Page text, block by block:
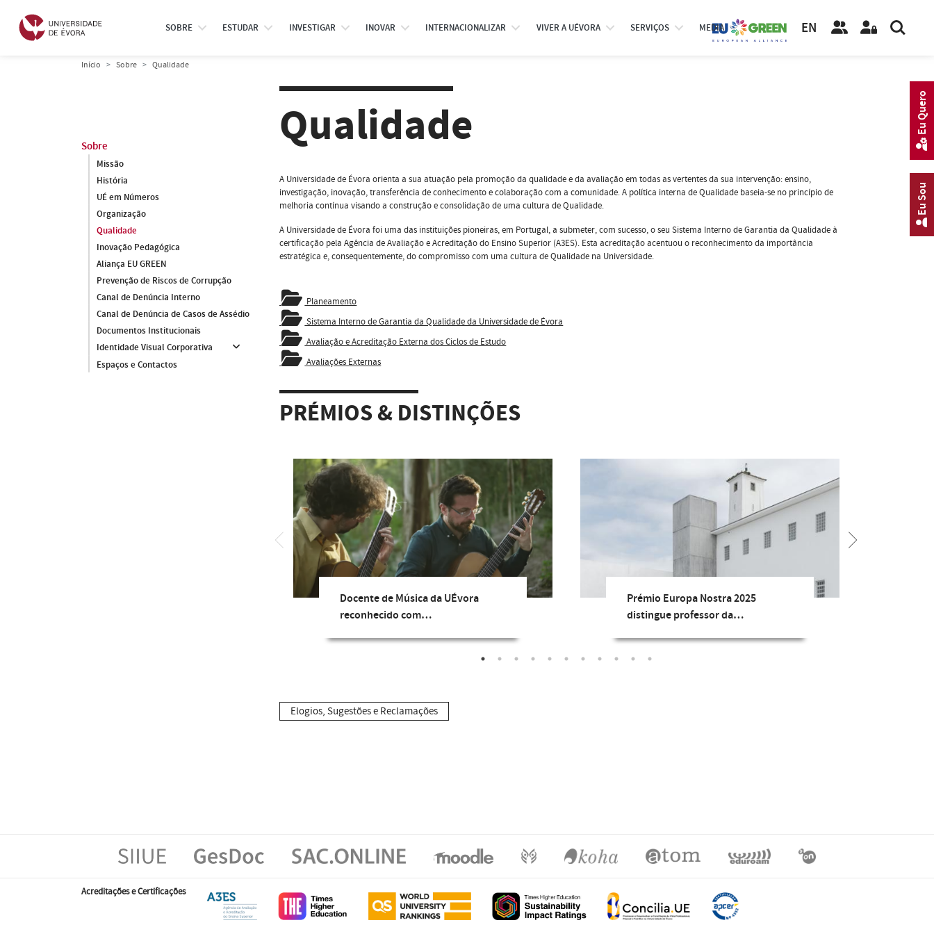
SOBRE ESTUDAR INVESTIGAR INOVAR INTERNACIONALIZAR VIVER A UÉVORA SERVIÇOS MEDIA EN
Início Sobre Qualidade
Sobre
Missão
História
UÉ em Números
Organização
Qualidade
Inovação Pedagógica
Aliança EU GREEN
Prevenção de Riscos de Corrupção
Canal de Denúncia Interno
Canal de Denúncia de Casos de Assédio
Documentos Institucionais
Identidade Visual Corporativa
Espaços e Contactos
Qualidade
A Universidade de Évora orienta a sua atuação pela promoção da qualidade e da avaliação em todas as vertentes da sua intervenção: ensino,
investigação, inovação, transferência de conhecimento e colaboração com a comunidade. A política interna de Qualidade baseia-se no princípio de
melhoria contínua visando a construção e consolidação de uma cultura de Qualidade.
A Universidade de Évora foi uma das instituições pioneiras, em Portugal, a submeter, com sucesso, o seu Sistema Interno de Garantia da Qualidade à
certificação pela Agência de Avaliação e Acreditação do Ensino Superior (A3ES). Esta acreditação acentuou o reconhecimento da importância
estratégica e, consequentemente, do compromisso com uma cultura de Qualidade na Universidade.
Planeamento
Sistema Interno de Garantia da Qualidade da Universidade de Évora
Avaliação e Acreditação Externa dos Ciclos de Estudo
Avaliações Externas
PRÉMIOS & DISTINÇÕES
Docente de Música da UÉvora
reconhecido com…
Prémio Europa Nostra 2025
distingue professor da…
Elogios, Sugestões e Reclamações
Acreditações e Certificações
Eu Sou
Eu Quero